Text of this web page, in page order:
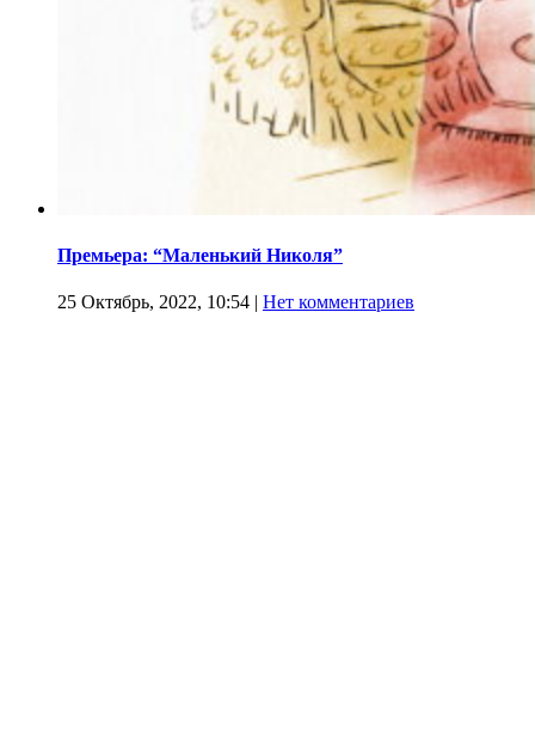
Премьера: “Маленький Николя”
25 Октябрь, 2022, 10:54 | Нет комментариев